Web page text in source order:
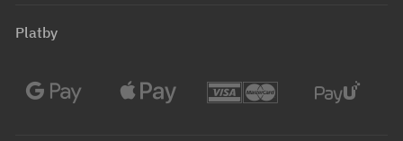
Platby